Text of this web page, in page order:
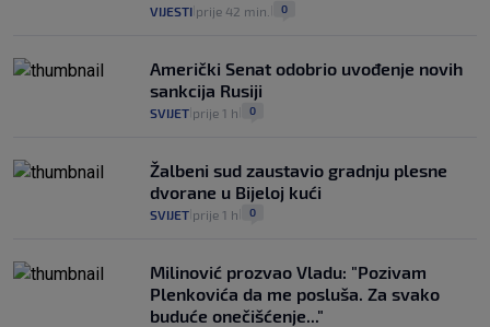
VIJESTI prije 42 min. 0
Američki Senat odobrio uvođenje novih
sankcija Rusiji
SVIJET prije 1 h 0
Žalbeni sud zaustavio gradnju plesne
dvorane u Bijeloj kući
SVIJET prije 1 h 0
Milinović prozvao Vladu: "Pozivam
Plenkovića da me posluša. Za svako
buduće onečišćenje..."